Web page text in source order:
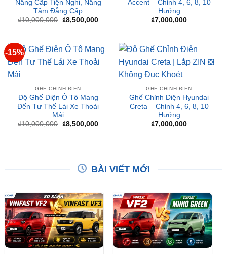
là:
₫10,000,000.
tại
₫8,500,000.
GHẾ CHỈNH ĐIỆN
Độ Ghế Điện Ô Tô Mang
Mái
₫10,000,000 Giá
gốc
là:
₫10,000,000.
₫8,500,000Giá
hiện
tại
₫8,500,000.
GHẾ CHỈNH ĐIỆN
Ghế Chỉnh Điện Hyundai
Creta – Chỉnh 4, 6, 8, 10
Hướng
₫7,000,000
So Sánh VinFast VF2 Với
VinFast VF3 Chi Tiết
So Sánh VinFast VF2 Với
VinFast Minio Green Chi
Tiết